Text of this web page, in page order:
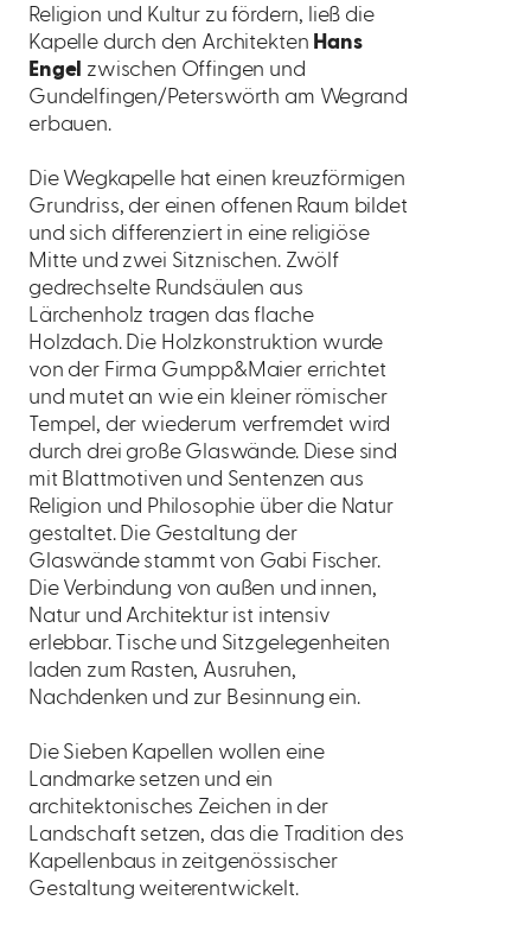
Religion und Kultur zu fördern, ließ die
Kapelle durch den Architekten Hans
Engel zwischen Offingen und
Gundelfingen/Peterswörth am Wegrand
erbauen.
Die Wegkapelle hat einen kreuzförmigen
Grundriss, der einen offenen Raum bildet
und sich differenziert in eine religiöse
Mitte und zwei Sitznischen. Zwölf
gedrechselte Rundsäulen aus
Lärchenholz tragen das flache
Holzdach. Die Holzkonstruktion wurde
von der Firma Gumpp&Maier errichtet
und mutet an wie ein kleiner römischer
Tempel, der wiederum verfremdet wird
durch drei große Glaswände. Diese sind
mit Blattmotiven und Sentenzen aus
Religion und Philosophie über die Natur
gestaltet. Die Gestaltung der
Glaswände stammt von Gabi Fischer.
Die Verbindung von außen und innen,
Natur und Architektur ist intensiv
erlebbar. Tische und Sitzgelegenheiten
laden zum Rasten, Ausruhen,
Nachdenken und zur Besinnung ein.
Die Sieben Kapellen wollen eine
Landmarke setzen und ein
architektonisches Zeichen in der
Landschaft setzen, das die Tradition des
Kapellenbaus in zeitgenössischer
Gestaltung weiterentwickelt.